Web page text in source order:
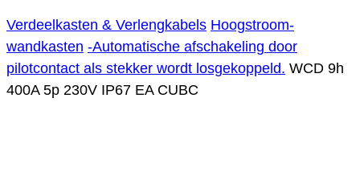
Verdeelkasten & Verlengkabels Hoogstroom-
wandkasten -Automatische afschakeling door
pilotcontact als stekker wordt losgekoppeld. WCD 9h
400A 5p 230V IP67 EA CUBC